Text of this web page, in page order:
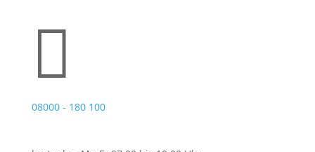

08000 - 180 100